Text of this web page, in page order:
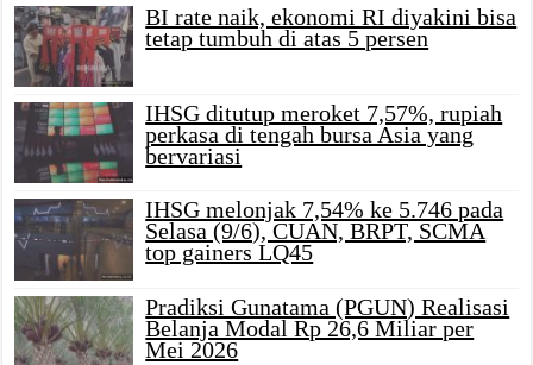
BI rate naik, ekonomi RI diyakini bisa
tetap tumbuh di atas 5 persen
IHSG ditutup meroket 7,57%, rupiah
perkasa di tengah bursa Asia yang
bervariasi
IHSG melonjak 7,54% ke 5.746 pada
Selasa (9/6), CUAN, BRPT, SCMA
top gainers LQ45
Pradiksi Gunatama (PGUN) Realisasi
Belanja Modal Rp 26,6 Miliar per
Mei 2026